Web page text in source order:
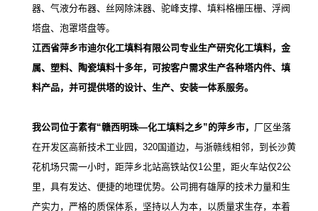
器、气液分布器、丝网除沫器、驼峰支撑、填料格栅压栅、浮阀
塔盘、泡罩塔盘等。
江西省萍乡市迪尔化工填料有限公司专业生产研究化工填料，金
属、塑料、陶瓷填料十多年，可按客户需求生产各种塔内件、填
料产品，并可提供塔的设计、生产、安装一体系服务。
我公司位于素有“赣西明珠—化工填料之乡”的萍乡市， 厂区坐落
在开发区高新技术工业园，320国道边，与浙赣线相邻，到长沙黄
花机场只需一小时，距萍乡北站高铁站仅1公里，距火车站仅2公
里， 具有发达、便捷的地理优势。公司拥有雄厚的技术力量和生
产实力 ，严格的质保体系，坚持以人为本，以质量求生存，本着